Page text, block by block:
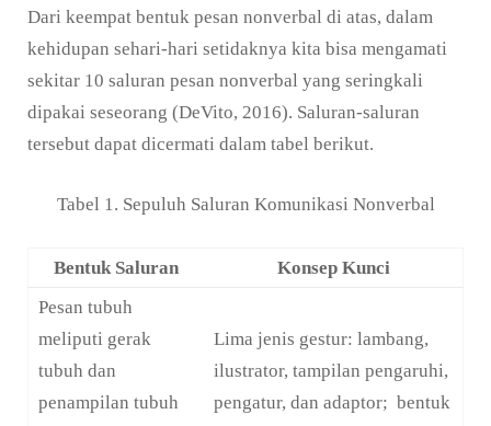
Dari keempat bentuk pesan nonverbal di atas, dalam
kehidupan sehari-hari setidaknya kita bisa mengamati
sekitar 10 saluran pesan nonverbal yang seringkali
dipakai seseorang (DeVito, 2016). Saluran-saluran
tersebut dapat dicermati dalam tabel berikut.
Tabel 1. Sepuluh Saluran Komunikasi Nonverbal
Bentuk Saluran
Konsep Kunci
Pesan tubuh
meliputi gerak
tubuh dan
penampilan tubuh
Lima jenis gestur: lambang,
ilustrator, tampilan pengaruhi,
pengatur, dan adaptor; bentuk